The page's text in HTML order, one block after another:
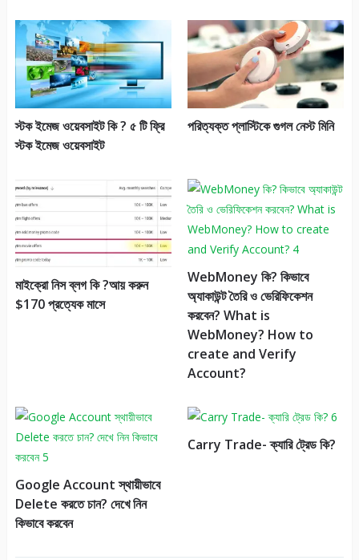
স্টক ইমেজ ওয়েবসাইট কি ? ৫ টি ফ্রি
স্টক ইমেজ ওয়েবসাইট
পরিত্যক্ত প্লাস্টিকে গুগল নেস্ট মিনি
মাইক্রো নিস ব্লগ কি ?আয় করুন
$170 প্রত্যেক মাসে
WebMoney কি? কিভাবে
অ্যাকাউন্ট তৈরি ও ভেরিফিকেশন
করবেন? What is
WebMoney? How to
create and Verify
Account?
Google Account স্থায়ীভাবে
Delete করতে চান? দেখে নিন
কিভাবে করবেন
Carry Trade- ক্যারি ট্রেড কি?